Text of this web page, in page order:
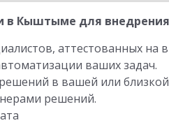
Кыштыме для
аттестованных
ваших задач.
в вашей или
решений.